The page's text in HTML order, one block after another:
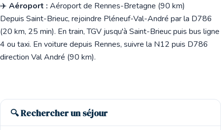
✈️ Aéroport : Aéroport de Rennes-Bretagne (90 km)
Depuis Saint-Brieuc, rejoindre Pléneuf-Val-André par la D786
(20 km, 25 min). En train, TGV jusqu'à Saint-Brieuc puis bus ligne
4 ou taxi. En voiture depuis Rennes, suivre la N12 puis D786
direction Val André (90 km).
🔍 Rechercher un séjour